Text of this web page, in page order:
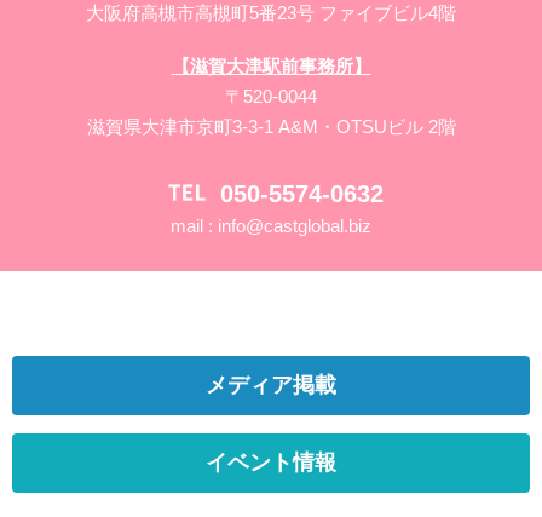
大阪府高槻市高槻町5番23号 ファイブビル4階
【滋賀大津駅前事務所】
〒520-0044
滋賀県大津市京町3-3-1 A&M・OTSUビル 2階
050-5574-0632
mail : info@castglobal.biz
メディア掲載
イベント情報